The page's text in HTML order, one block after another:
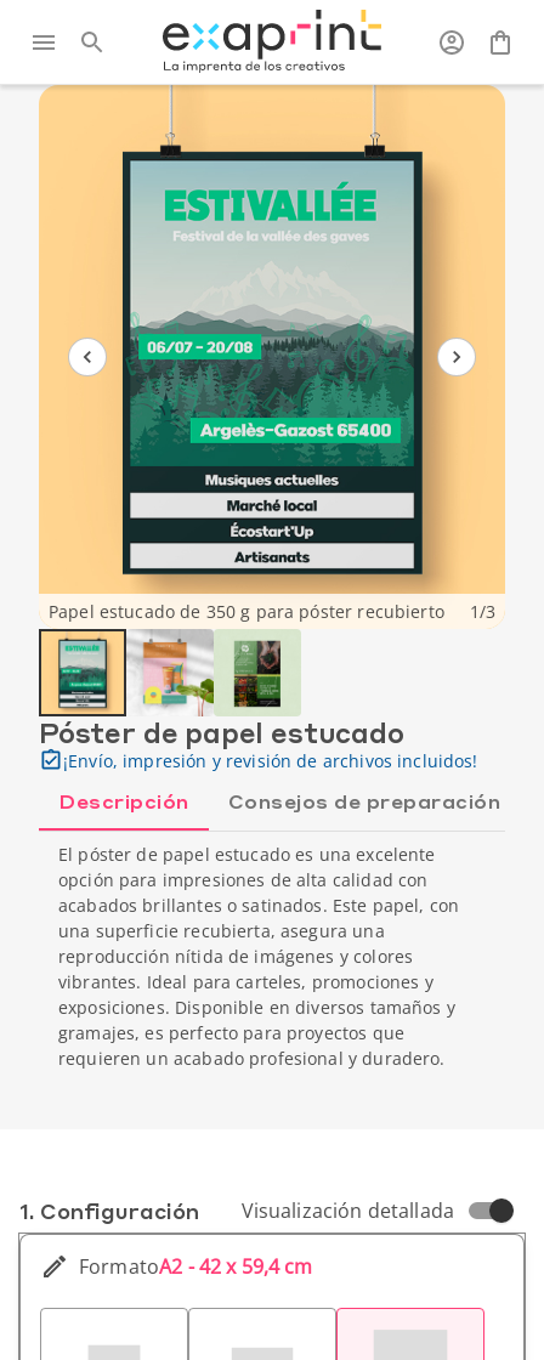
up y PLV
estucado
Papel estucado de 350 g para póster recubierto 1/3
Póster de papel estucado
¡Envío, impresión y revisión de archivos incluidos!
Descripción Consejos de preparación
El póster de papel estucado es una excelente
opción para impresiones de alta calidad con
acabados brillantes o satinados. Este papel, con
una superficie recubierta, asegura una
reproducción nítida de imágenes y colores
vibrantes. Ideal para carteles, promociones y
exposiciones. Disponible en diversos tamaños y
gramajes, es perfecto para proyectos que
requieren un acabado profesional y duradero.
1. Conf­iguración Visualización detallada
FormatoA2 - 42 x 59,4 cm